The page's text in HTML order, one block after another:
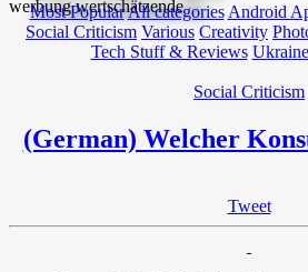
Most PopularAll categories Android
Social Criticism Various Creativity
Tech Stuff & Reviews
Social Criticism
(German) Welcher
Tweet